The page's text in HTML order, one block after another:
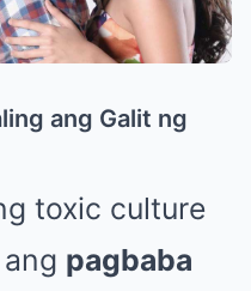
ang Galit ng
toxic culture
pagbaba